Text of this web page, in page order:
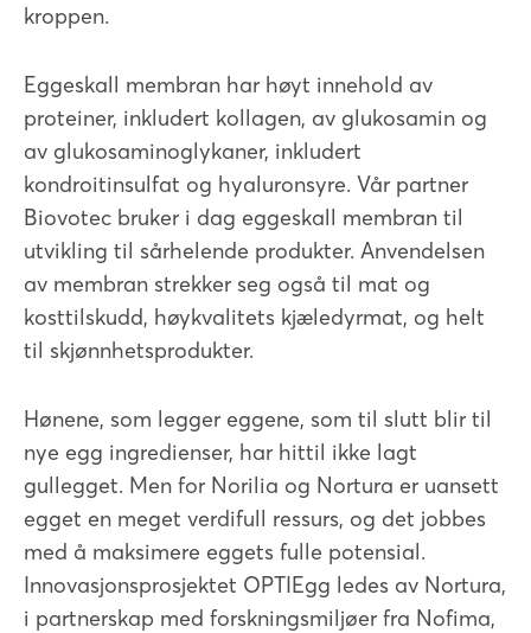
kroppen.
Eggeskall membran har høyt innehold av
proteiner, inkludert kollagen, av glukosamin og
av glukosaminoglykaner, inkludert
kondroitinsulfat og hyaluronsyre. Vår partner
Biovotec bruker i dag eggeskall membran til
utvikling til sårhelende produkter. Anvendelsen
av membran strekker seg også til mat og
kosttilskudd, høykvalitets kjæledyrmat, og helt
til skjønnhetsprodukter.
Hønene, som legger eggene, som til slutt blir til
nye egg ingredienser, har hittil ikke lagt
gullegget. Men for Norilia og Nortura er uansett
egget en meget verdifull ressurs, og det jobbes
med å maksimere eggets fulle potensial.
Innovasjonsprosjektet OPTIEgg ledes av Nortura,
i partnerskap med forskningsmiljøer fra Nofima,